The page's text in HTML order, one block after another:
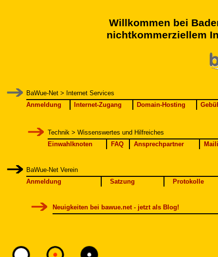
Willkommen bei
nichtkommerziellem
BaWue-Net > Internet Services
Anmeldung
Internet-Zugang Domain-Hosting
Technik > Wissenswertes und Hilfreiches
Einwahlknoten
FAQ Ansprechpartner
BaWue-Net Verein
Anmeldung
Satzung Protokolle
Neuigkeiten bei bawue.net - jetzt als Blog!